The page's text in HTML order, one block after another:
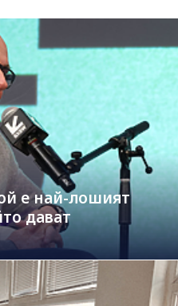
е най-лошият
дават